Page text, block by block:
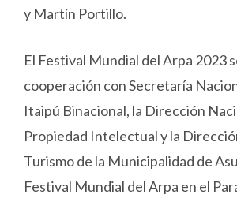
y Martín Portillo.
El Festival Mundial del Arpa 2023
cooperación con Secretaría
Itaipú Binacional, la Dirección
Propiedad Intelectual y la
Turismo de la Municipalidad de
Festival Mundial del Arpa en el